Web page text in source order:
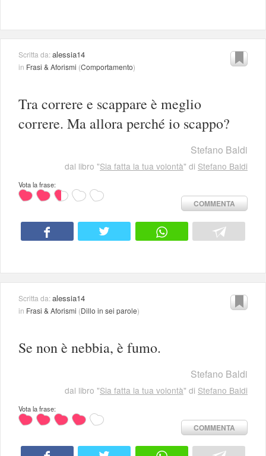
Scritta da:alessia14
in Frasi & Aforismi (Comportamento)
Tra correre e scappare è meglio
correre. Ma allora perché io scappo?
Stefano Baldi
dal libro "Sia fatta la tua volontà" di Stefano Baldi
Vota la frase:
COMMENTA
Scritta da:alessia14
in Frasi & Aforismi (Dillo in sei parole)
Se non è nebbia, è fumo.
Stefano Baldi
dal libro "Sia fatta la tua volontà" di Stefano Baldi
Vota la frase:
COMMENTA